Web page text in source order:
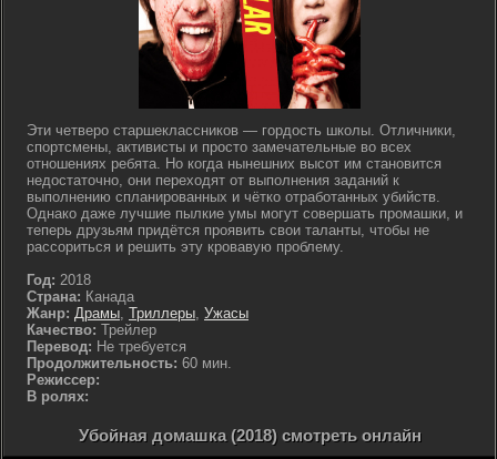
Эти четверо старшеклассников — гордость школы. Отличники,
спортсмены, активисты и просто замечательные во всех
отношениях ребята. Но когда нынешних высот им становится
недостаточно, они переходят от выполнения заданий к
выполнению спланированных и чётко отработанных убийств.
Однако даже лучшие пылкие умы могут совершать промашки, и
теперь друзьям придётся проявить свои таланты, чтобы не
рассориться и решить эту кровавую проблему.
Год: 2018
Страна: Канада
Жанр: Драмы, Триллеры, Ужасы
Качество: Трейлер
Перевод: Не требуется
Продолжительность: 60 мин.
Режиссер:
В ролях:
Убойная домашка (2018) смотреть онлайн